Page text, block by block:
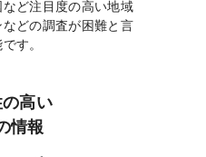
など注目度の高い地域
どの調査が困難と言
す。
高い
情報